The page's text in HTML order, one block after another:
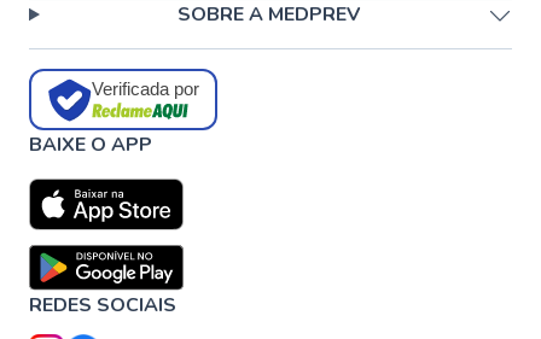
SOBRE A MEDPREV
Verificada por
BAIXE O APP
REDES SOCIAIS